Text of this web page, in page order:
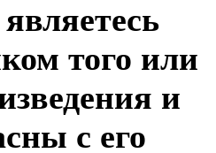
того или
и
с его